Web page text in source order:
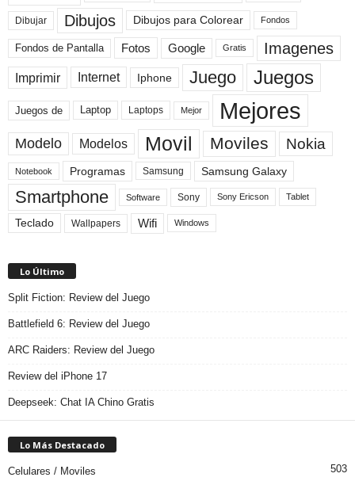
Dibujar Dibujos Dibujos para Colorear Fondos
Fondos de Pantalla Fotos Google Gratis Imagenes
Imprimir Internet Iphone Juego Juegos
Juegos de Laptop Laptops Mejor Mejores
Modelo Modelos Movil Moviles Nokia
Notebook Programas Samsung Samsung Galaxy
Smartphone Software Sony Sony Ericson Tablet
Teclado Wallpapers Wifi Windows
Lo Último
Split Fiction: Review del Juego
Battlefield 6: Review del Juego
ARC Raiders: Review del Juego
Review del iPhone 17
Deepseek: Chat IA Chino Gratis
Lo Más Destacado
Celulares / Moviles 503